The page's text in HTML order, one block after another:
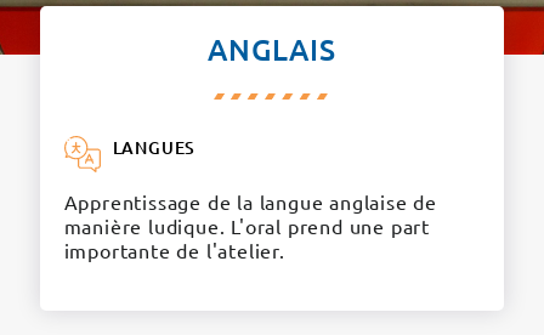
ANGLAIS
LANGUES
Apprentissage de la langue anglaise de
manière ludique. L'oral prend une part
importante de l'atelier.